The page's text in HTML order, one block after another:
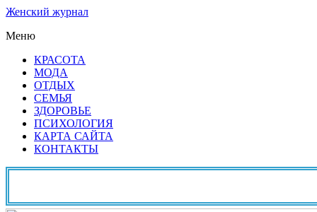
Женский журнал
Меню
КРАСОТА
МОДА
ОТДЫХ
СЕМЬЯ
ЗДОРОВЬЕ
ПСИХОЛОГИЯ
КАРТА САЙТА
КОНТАКТЫ